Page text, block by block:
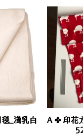
_淺乳白
A ✤ 印花